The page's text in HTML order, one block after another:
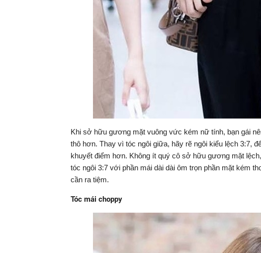
Khi sở hữu gương mặt vuông vức kém nữ tính, bạn gái
thô hơn. Thay vì tóc ngôi giữa, hãy rẽ ngôi kiểu lệch 3:7,
khuyết điểm hơn. Không ít quý cô sở hữu gương mặt
tóc ngôi 3:7 với phần mái dài dài ôm trọn phần mặt kém
cần ra tiệm.
Tóc mái choppy